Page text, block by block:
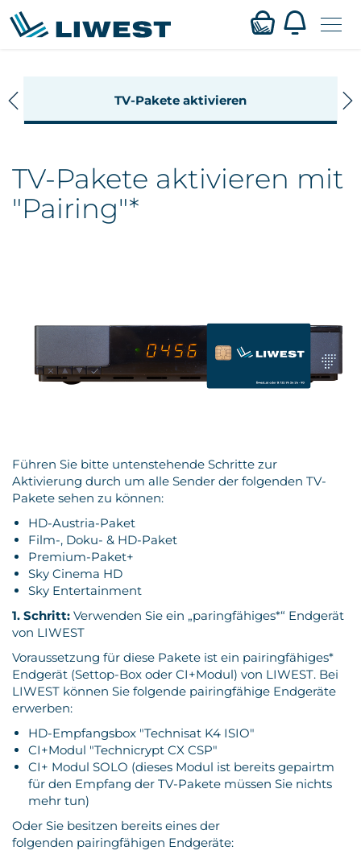
Hauptinhalt
springen
Mein LIWEST
Privat
Business
Kontakt
TV-Pakete aktivieren
TV-Pakete aktivieren mit
"Pairing"*
Führen Sie bitte untenstehende Schritte zur
Aktivierung durch um alle Sender der folgenden TV-
Pakete sehen zu können:
HD-Austria-Paket
Film-, Doku- & HD-Paket
Premium-Paket+
Sky Cinema HD
Sky Entertainment
1. Schritt: Verwenden Sie ein „paringfähiges*“ Endgerät
von LIWEST
Voraussetzung für diese Pakete ist ein pairingfähiges*
Endgerät (Settop-Box oder CI+Modul) von LIWEST. Bei
LIWEST können Sie folgende pairingfähige Endgeräte
erwerben:
HD-Empfangsbox "Technisat K4 ISIO"
CI+Modul "Technicrypt CX CSP"
CI+ Modul SOLO (dieses Modul ist bereits gepairtm
für den Empfang der TV-Pakete müssen Sie nichts
mehr tun)
Oder Sie besitzen bereits eines der
folgenden pairingfähigen Endgeräte: